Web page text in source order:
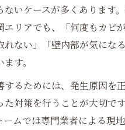
いケースが多くあります。
エリアでも、「何度もカビ
れない」「壁内部が気にな
す。
するためには、発生原因を
た対策を行うことが大切で
ームでは専門業者による現